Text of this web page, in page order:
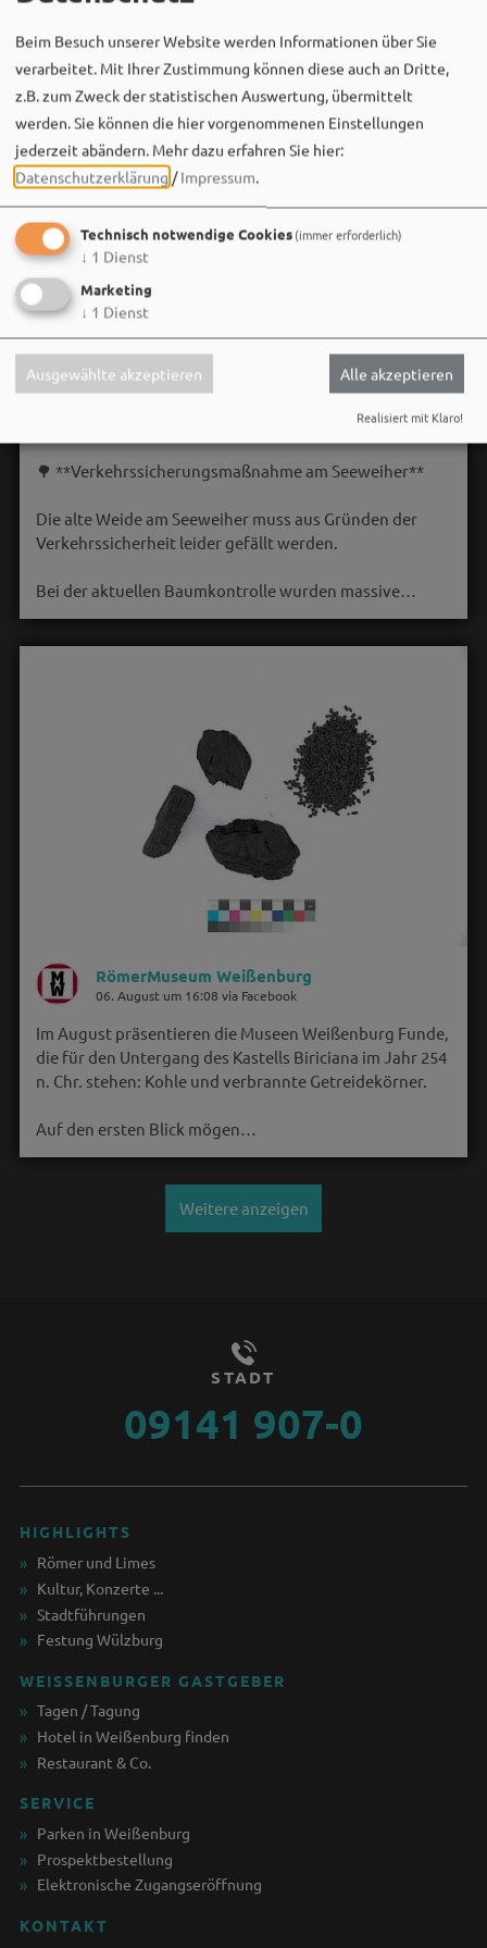
🌳 **Verkehrssicherungsmaßnahme am Seeweiher**
Die alte Weide am Seeweiher muss aus Gründen der
Verkehrssicherheit leider gefällt werden.
Bei der aktuellen Baumkontrolle wurden massive…
RömerMuseum Weißenburg
06. August um 16:08 via Facebook
Im August präsentieren die Museen Weißenburg Funde,
die für den Untergang des Kastells Biriciana im Jahr 254
n. Chr. stehen: Kohle und verbrannte Getreidekörner.
Auf den ersten Blick mögen…
Weitere anzeigen
STADT
09141 907-0
HIGHLIGHTS
Römer und Limes
Kultur, Konzerte ...
Stadtführungen
Festung Wülzburg
WEISSENBURGER GASTGEBER
Tagen / Tagung
Hotel in Weißenburg finden
Restaurant & Co.
SERVICE
Parken in Weißenburg
Prospektbestellung
Elektronische Zugangseröffnung
KONTAKT
Beim Besuch unserer Website werden Informationen über Sie
verarbeitet. Mit Ihrer Zustimmung können diese auch an Dritte,
z.B. zum Zweck der statistischen Auswertung, übermittelt
werden. Sie können die hier vorgenommenen Einstellungen
jederzeit abändern. Mehr dazu erfahren Sie hier:
Datenschutzerklärung /Impressum.
Technisch notwendige Cookies(immer erforderlich)
↓ 1 Dienst
Marketing
↓ 1 Dienst
Ausgewählte akzeptieren Alle akzeptieren
Realisiert mit Klaro!